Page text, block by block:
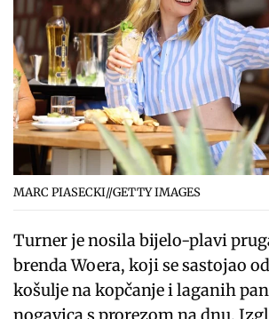
MARC PIASECKI//GETTY IMAGES
Turner je nosila bijelo-plavi
brenda Woera, koji se sastojao
košulje na kopčanje i laganih
nogavica s prorezom na dnu.